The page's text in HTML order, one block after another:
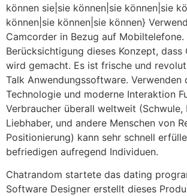
können sie|sie können|sie können|sie
können|sie können|sie können}
Camcorder in Bezug auf Mobiltelefone.
Berücksichtigung dieses Konzept, dass
wird gemacht. Es ist frische und
Talk Anwendungssoftware. Verwenden
Technologie und moderne Interaktion
Verbraucher überall weltweit (Schwule,
Liebhaber, und andere Menschen von
Positionierung) kann sehr schnell
befriedigen aufregend Individuen.
Chatrandom startete das dating
Software Designer erstellt dieses